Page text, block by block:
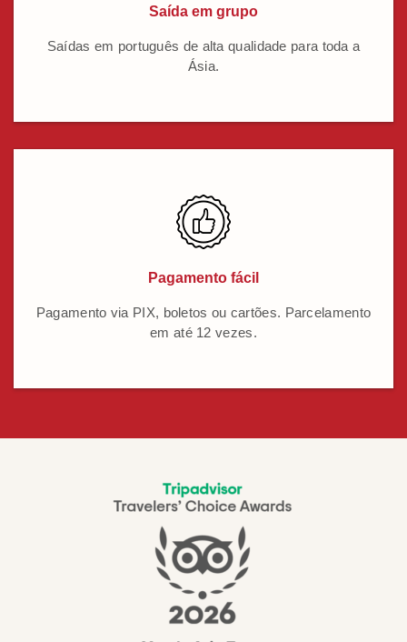
Saída em grupo
Saídas em português de alta qualidade para toda a
Ásia.
Pagamento fácil
Pagamento via PIX, boletos ou cartões. Parcelamento
em até 12 vezes.